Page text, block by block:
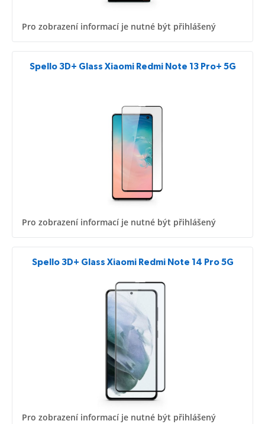
Pro zobrazení informací je nutné být přihlášený
Spello 3D+ Glass Xiaomi Redmi Note 13 Pro+ 5G
Pro zobrazení informací je nutné být přihlášený
Spello 3D+ Glass Xiaomi Redmi Note 14 Pro 5G
Pro zobrazení informací je nutné být přihlášený